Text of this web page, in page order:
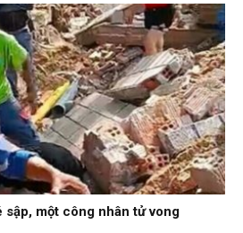
một công nhân tử vong